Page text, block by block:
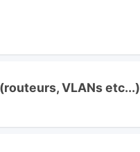
VLANs etc...)